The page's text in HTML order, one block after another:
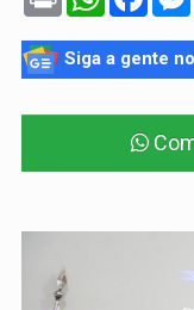
Siga a gente